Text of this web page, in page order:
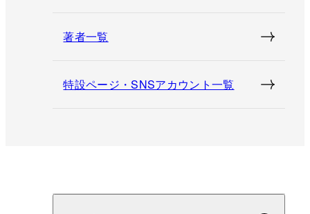
著者一覧
特設ページ・SNSアカウント一覧